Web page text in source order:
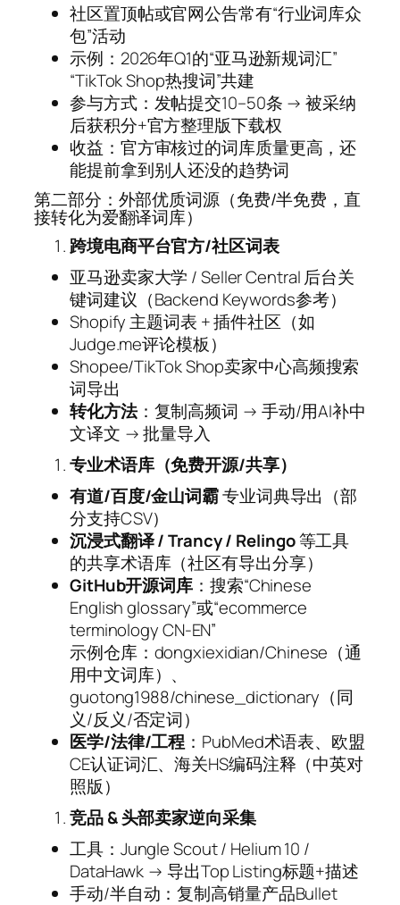
社区置顶帖或官网公告常有“行业词库众
包”活动
示例：2026年Q1的“亚马逊新规词汇”
“TikTok Shop热搜词”共建
参与方式：发帖提交10–50条 → 被采纳
后获积分+官方整理版下载权
收益：官方审核过的词库质量更高，还
能提前拿到别人还没的趋势词
第二部分：外部优质词源（免费/半免费，直
接转化为爱翻译词库）
跨境电商平台官方/社区词表
亚马逊卖家大学 / Seller Central 后台关
键词建议（Backend Keywords参考）
Shopify 主题词表 + 插件社区（如
Judge.me评论模板）
Shopee/TikTok Shop卖家中心高频搜索
词导出
转化方法：复制高频词 → 手动/用AI补中
文译文 → 批量导入
专业术语库（免费开源/共享）
有道/百度/金山词霸专业词典导出（部
分支持CSV）
沉浸式翻译 / Trancy / Relingo等工具
的共享术语库（社区有导出分享）
GitHub开源词库 ：搜索“Chinese
English glossary”或“ecommerce
terminology CN-EN”
示例仓库：dongxiexidian/Chinese（通
用中文词库）、
guotong1988/chinese_dictionary（同
义/反义/否定词）
医学/法律/工程 ：PubMed术语表、欧盟
CE认证词汇、海关HS编码注释（中英对
照版）
竞品 & 头部卖家逆向采集
工具：Jungle Scout / Helium 10 /
DataHawk → 导出Top Listing标题+描述
手动/半自动：复制高销量产品Bullet